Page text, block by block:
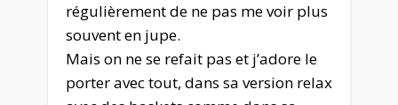
régulièrement de ne pas me voir plus
souvent en jupe.
Mais on ne se refait pas et j’adore le
porter avec tout, dans sa version relax